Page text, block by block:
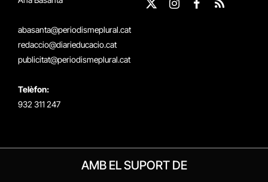
abasanta@periodismeplural.cat
redaccio@diarieducacio.cat
publicitat@periodismeplural.cat
Telèfon:
932 311 247
X
InstagramFacebook
RSS
AMB EL SUPORT DE